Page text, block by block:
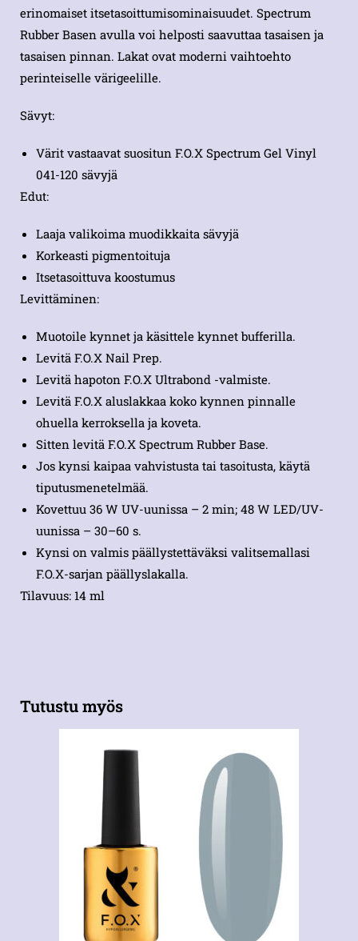
erinomaiset itsetasoittumisominaisuudet. Spectrum
Rubber Basen avulla voi helposti saavuttaa tasaisen ja
tasaisen pinnan. Lakat ovat moderni vaihtoehto
perinteiselle värigeelille.
Sävyt:
Värit vastaavat suositun F.O.X Spectrum Gel Vinyl
041-120 sävyjä
Edut:
Laaja valikoima muodikkaita sävyjä
Korkeasti pigmentoituja
Itsetasoittuva koostumus
Levittäminen:
Muotoile kynnet ja käsittele kynnet bufferilla.
Levitä F.O.X Nail Prep.
Levitä hapoton F.O.X Ultrabond -valmiste.
Levitä F.O.X aluslakkaa koko kynnen pinnalle
ohuella kerroksella ja koveta.
Sitten levitä F.O.X Spectrum Rubber Base.
Jos kynsi kaipaa vahvistusta tai tasoitusta, käytä
tiputusmenetelmää.
Kovettuu 36 W UV-uunissa – 2 min; 48 W LED/UV-
uunissa – 30–60 s.
Kynsi on valmis päällystettäväksi valitsemallasi
F.O.X-sarjan päällyslakalla.
Tilavuus: 14 ml
Tutustu myös